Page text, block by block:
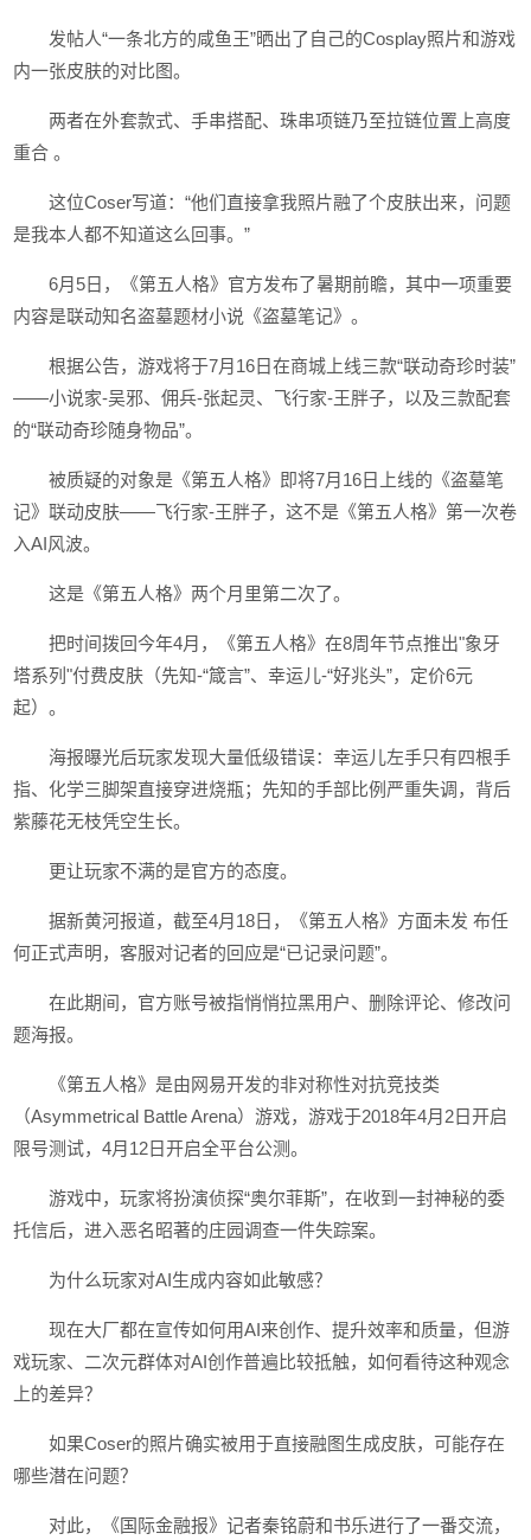
发帖人“一条北方的咸鱼王”晒出了自己的Cosplay照片和游戏
内一张皮肤的对比图。
两者在外套款式、手串搭配、珠串项链乃至拉链位置上高度
重合 。
这位Coser写道：“他们直接拿我照片融了个皮肤出来，问题
是我本人都不知道这么回事。”
6月5日，《第五人格》官方发布了暑期前瞻，其中一项重要
内容是联动知名盗墓题材小说《盗墓笔记》。
根据公告，游戏将于7月16日在商城上线三款“联动奇珍时装”
——小说家-吴邪、佣兵-张起灵、飞行家-王胖子，以及三款配套
的“联动奇珍随身物品”。
被质疑的对象是《第五人格》即将7月16日上线的《盗墓笔
记》联动皮肤——飞行家-王胖子，这不是《第五人格》第一次卷
入AI风波。
这是《第五人格》两个月里第二次了。
把时间拨回今年4月，《第五人格》在8周年节点推出"象牙
塔系列"付费皮肤（先知-“箴言”、幸运儿-“好兆头”，定价6元
起）。
海报曝光后玩家发现大量低级错误：幸运儿左手只有四根手
指、化学三脚架直接穿进烧瓶；先知的手部比例严重失调，背后
紫藤花无枝凭空生长。
更让玩家不满的是官方的态度。
据新黄河报道，截至4月18日，《第五人格》方面未发 布任
何正式声明，客服对记者的回应是“已记录问题”。
在此期间，官方账号被指悄悄拉黑用户、删除评论、修改问
题海报。
《第五人格》是由网易开发的非对称性对抗竞技类
（Asymmetrical Battle Arena）游戏，游戏于2018年4月2日开启
限号测试，4月12日开启全平台公测。
游戏中，玩家将扮演侦探“奥尔菲斯”，在收到一封神秘的委
托信后，进入恶名昭著的庄园调查一件失踪案。
为什么玩家对AI生成内容如此敏感？
现在大厂都在宣传如何用AI来创作、提升效率和质量，但游
戏玩家、二次元群体对AI创作普遍比较抵触，如何看待这种观念
上的差异？
如果Coser的照片确实被用于直接融图生成皮肤，可能存在
哪些潜在问题？
对此，《国际金融报》记者秦铭蔚和书乐进行了一番交流，